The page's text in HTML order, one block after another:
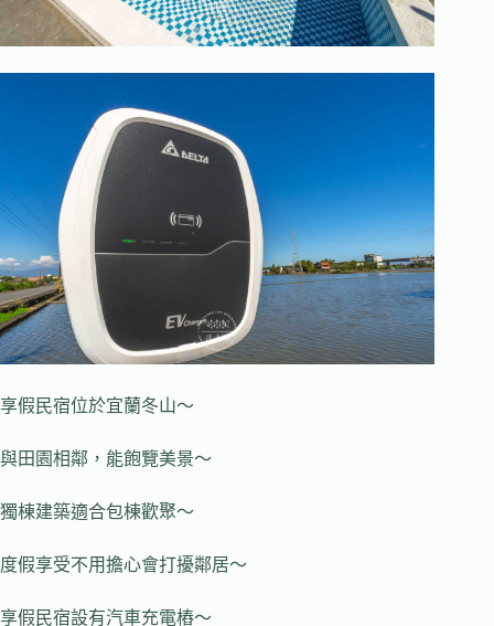
享假民宿位於宜蘭冬山～
與田園相鄰，能飽覽美景～
獨棟建築適合包棟歡聚～
度假享受不用擔心會打擾鄰居～
享假民宿設有汽車充電樁～